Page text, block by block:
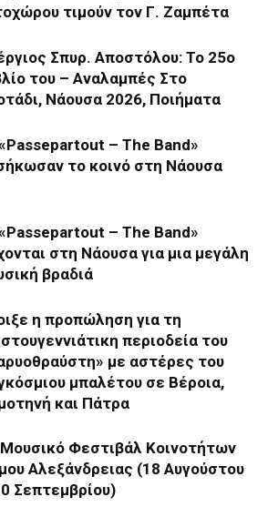
τιμούν τον Γ. Ζαμπέτα
Σπυρ. Αποστόλου: Το 25ο
του – Αναλαμπές Στο
Νάουσα 2026, Ποιήματα
– The Band»
το κοινό στη Νάουσα
– The Band»
στη Νάουσα για μια μεγάλη
βραδιά
η προπώληση για τη
περιοδεία του
με αστέρες του
μπαλέτου σε Βέροια,
και Πάτρα
Φεστιβάλ Κοινοτήτων
Αλεξάνδρειας (18 Αυγούστου
Σεπτεμβρίου)